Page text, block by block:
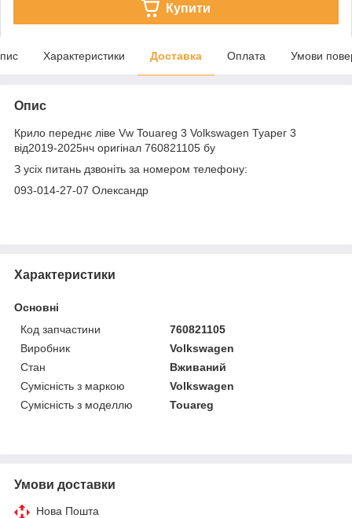
Купити
Характеристики Доставка Оплата Умови
Опис
Крило переднє ліве Vw Touareg 3 Volkswagen Туарег 3
від2019-2025нч оригінал 760821105 бу
З усіх питань дзвоніть за номером телефону:
093-014-27-07 Олександр
Характеристики
Основні
Код запчастини
760821105
Виробник
Volkswagen
Стан
Вживаний
Сумісність з маркою
Volkswagen
Сумісність з моделлю
Touareg
Умови доставки
Нова Пошта